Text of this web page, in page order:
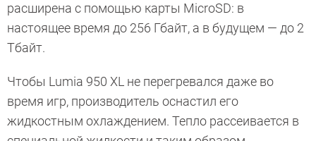
расширена с помощью карты MicroSD: в
настоящее время до 256 Гбайт, а в будущем — до 2
Тбайт.
Чтобы Lumia 950 XL не перегревался даже во
время игр, производитель оснастил его
жидкостным охлаждением. Тепло рассеивается в